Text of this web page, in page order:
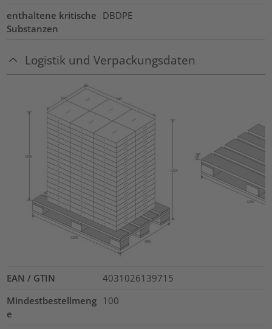
enthaltene kritische
Substanzen
DBDPE
Logistik und Verpackungsdaten
EAN / GTIN
4031026139715
Mindestbestellmeng
e
100